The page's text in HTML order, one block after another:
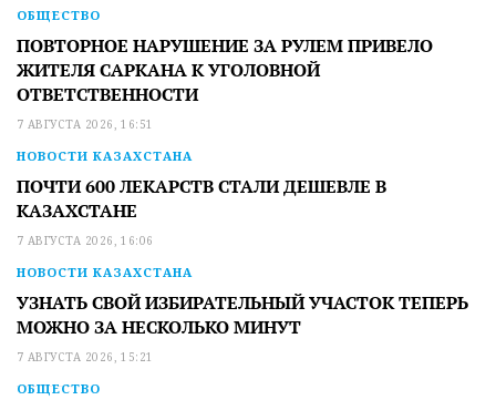
ОБЩЕСТВО
ПОВТОРНОЕ НАРУШЕНИЕ ЗА РУЛЕМ ПРИВЕЛО
ЖИТЕЛЯ САРКАНА К УГОЛОВНОЙ
ОТВЕТСТВЕННОСТИ
7 АВГУСТА 2026, 16:51
НОВОСТИ КАЗАХСТАНА
ПОЧТИ 600 ЛЕКАРСТВ СТАЛИ ДЕШЕВЛЕ В
КАЗАХСТАНЕ
7 АВГУСТА 2026, 16:06
НОВОСТИ КАЗАХСТАНА
УЗНАТЬ СВОЙ ИЗБИРАТЕЛЬНЫЙ УЧАСТОК ТЕПЕРЬ
МОЖНО ЗА НЕСКОЛЬКО МИНУТ
7 АВГУСТА 2026, 15:21
ОБЩЕСТВО